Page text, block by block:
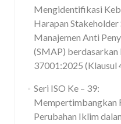
Mengidentifikasi
Harapan Stakeholder
Manajemen Anti
(SMAP) berdasarkan
37001:2025 (Klausul
Seri ISO Ke – 39:
Mempertimbangkan
Perubahan Iklim